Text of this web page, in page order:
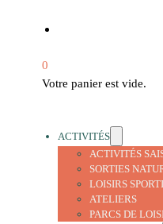
0
Votre panier est vide.
ACTIVITÉS
ACTIVITÉS
SORTIES
LOISIRS
ATELIERS
PARCS DE